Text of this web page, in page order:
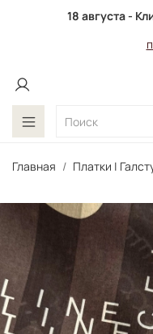
18 августа -
Главная Платки |